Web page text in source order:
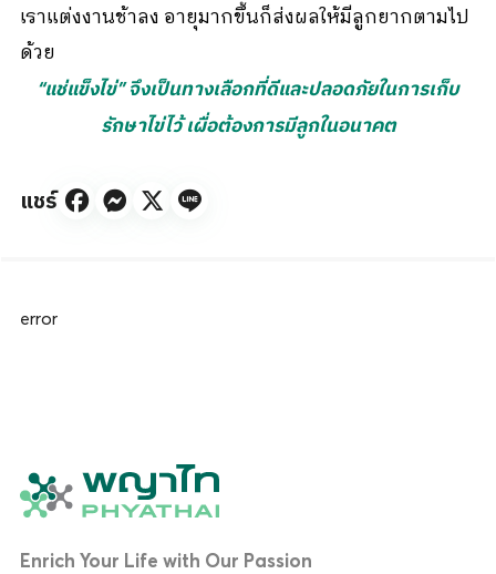
เราแต่งงานช้าลง อายุมากขึ้นก็ส่งผลให้มีลูกยากตามไป
ด้วย
“แช่แข็งไข่” จึงเป็นทางเลือกที่ดีและปลอดภัยในการเก็บ
รักษาไข่ไว้ เผื่อต้องการมีลูกในอนาคต
แชร์
error
Enrich Your Life with Our Passion